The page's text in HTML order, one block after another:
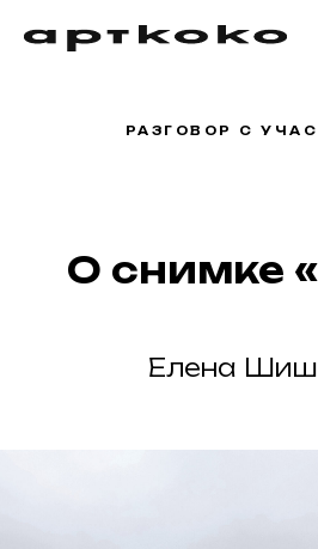
РАЗГОВОР С
О снимке
Елена